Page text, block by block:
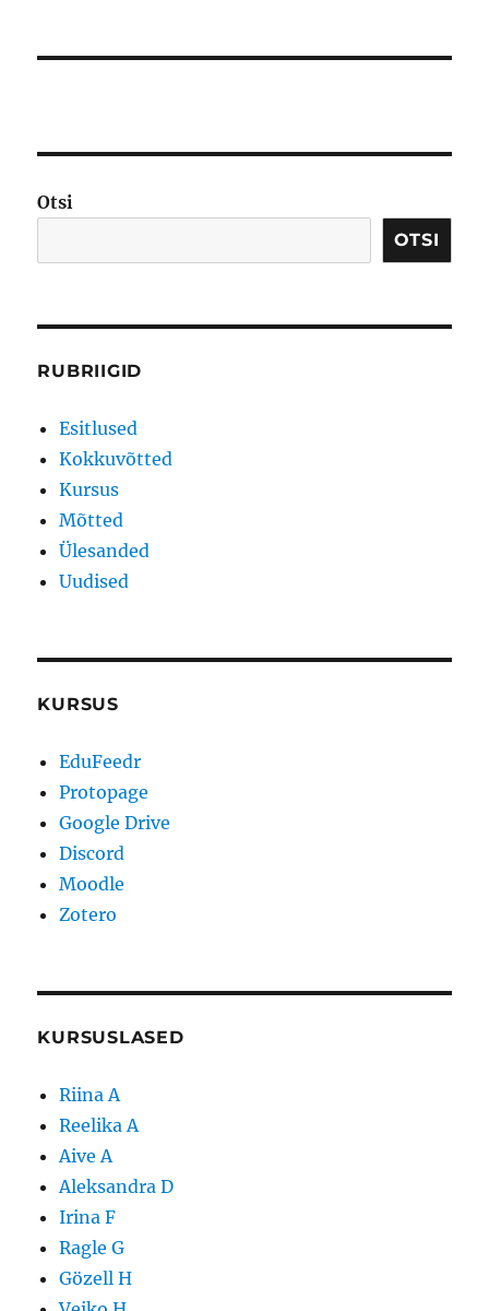
Otsi
OTSI
RUBRIIGID
Esitlused
Kokkuvõtted
Kursus
Mõtted
Ülesanded
Uudised
KURSUS
EduFeedr
Protopage
Google Drive
Discord
Moodle
Zotero
KURSUSLASED
Riina A
Reelika A
Aive A
Aleksandra D
Irina F
Ragle G
Gözell H